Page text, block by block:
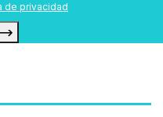
de privacidad